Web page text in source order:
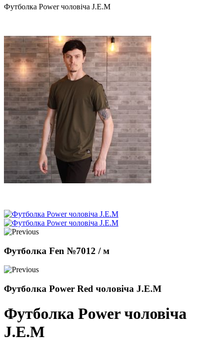
Футболка Power чоловіча J.E.M
Футболка Fen №7012 / м
Футболка Power Red чоловіча J.E.M
Футболка Power чоловіча
J.E.M